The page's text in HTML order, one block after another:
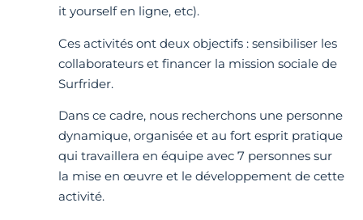
it yourself en ligne, etc).
Ces activités ont deux objectifs : sensibiliser les
collaborateurs et financer la mission sociale de
Surfrider.
Dans ce cadre, nous recherchons une personne
dynamique, organisée et au fort esprit pratique
qui travaillera en équipe avec 7 personnes sur
la mise en œuvre et le développement de cette
activité.